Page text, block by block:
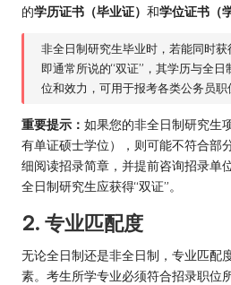
的学历证书（毕业证） 和学位证书（
非全日制研究生毕业时，若能同时获
即通常所说的“双证”，其学历与全
位和效力，可用于报考各类公务员职
重要提示： 如果您的非全日制研究生
有单证硕士学位），则可能不符合部
细阅读招录简章，并提前咨询招录单
全日制研究生应获得“双证”。
2. 专业匹配度
无论全日制还是非全日制，专业匹配
素。考生所学专业必须符合招录职位